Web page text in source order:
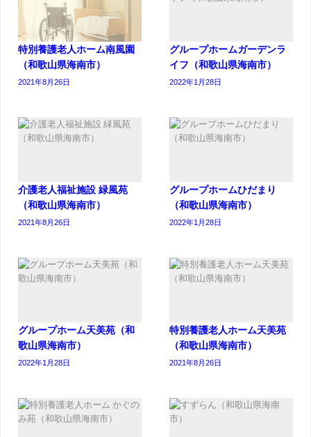
特別養護老人ホーム南風園
（和歌山県海南市）
2021年8月26日
グループホームガーデンラ
イフ（和歌山県海南市）
2022年1月28日
介護老人福祉施設 緑風苑
（和歌山県海南市）
2021年8月26日
グループホームひだまり
（和歌山県海南市）
2022年1月28日
グループホーム天美苑（和
歌山県海南市）
2022年1月28日
特別養護老人ホーム天美苑
（和歌山県海南市）
2021年8月26日